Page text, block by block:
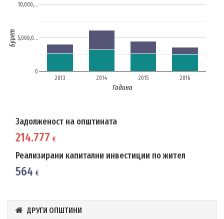
2013 2014 2015 2016
0
5,000,0…
10,000,…
Година
Буџет
Задолженост на општината
214.777 €
Реализирани капитални инвестиции по жител
564 €
ДРУГИ ОПШТИНИ